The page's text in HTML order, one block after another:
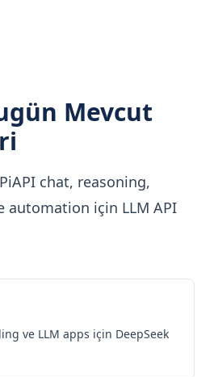
Mevcut
chat, reasoning,
automation için LLM API
ve LLM apps için DeepSeek